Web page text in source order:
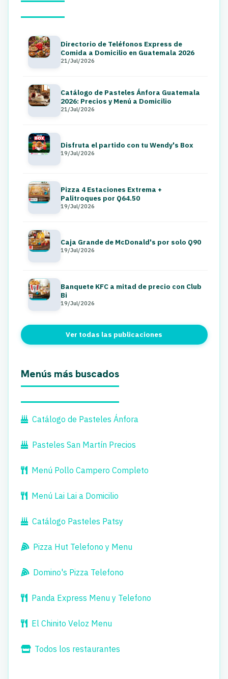
Directorio de Teléfonos Express de
Comida a Domicilio en Guatemala 2026
21/Jul/2026
Catálogo de Pasteles Ánfora Guatemala
2026: Precios y Menú a Domicilio
21/Jul/2026
Disfruta el partido con tu Wendy's Box
19/Jul/2026
Pizza 4 Estaciones Extrema +
Palitroques por Q64.50
19/Jul/2026
Caja Grande de McDonald's por solo Q90
19/Jul/2026
Banquete KFC a mitad de precio con Club
Bi
19/Jul/2026
Ver todas las publicaciones
Menús más buscados
Catálogo de Pasteles Ánfora
Pasteles San Martín Precios
Menú Pollo Campero Completo
Menú Lai Lai a Domicilio
Catálogo Pasteles Patsy
Pizza Hut Telefono y Menu
Domino's Pizza Telefono
Panda Express Menu y Telefono
El Chinito Veloz Menu
Todos los restaurantes